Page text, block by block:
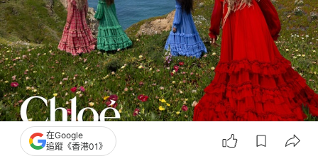
在Google
追蹤《香港01》